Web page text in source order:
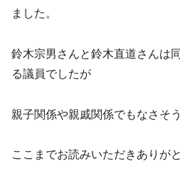
ました。
鈴木宗男さんと鈴木直道さんは
る議員でしたが
親子関係や親戚関係でもなさそ
ここまでお読みいただきありが